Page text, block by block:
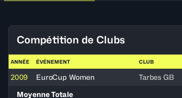
Compétition de Clubs
ANNÉE ÉVÉNEMENT CLUB
2009 EuroCup Women Tarbes GB
Moyenne Totale